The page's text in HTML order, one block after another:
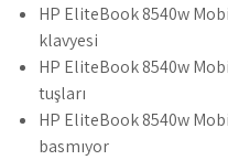
HP EliteBook 8540w
klavyesi
HP EliteBook 8540w
tuşları
HP EliteBook 8540w
basmıyor